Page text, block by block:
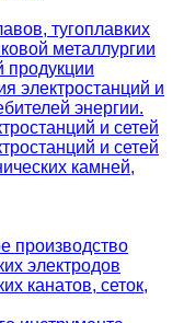
тугоплавких
металлургии
продукции
электростанций и
энергии.
и сетей
и сетей
камней,
производство
электродов
канатов, сеток,